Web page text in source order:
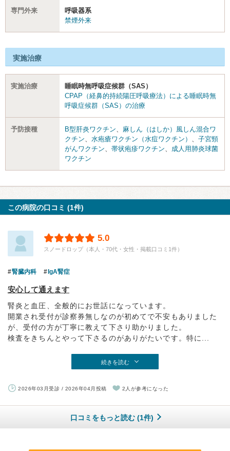
専門外来
呼吸器系
禁煙外来
実施治療
実施治療
睡眠時無呼吸症候群（SAS）
CPAP（経鼻的持続陽圧呼吸療法）による睡眠時無
呼吸症候群（SAS）の治療
予防接種 B型肝炎ワクチン
麻しん（はしか）風しん混合ワ
クチン
水疱瘡ワクチン（水痘ワクチン）
子宮頸
がんワクチン
帯状疱疹ワクチン
成人用肺炎球菌
ワクチン
この病院の口コミ (1件)
5.0
スノードロップ（本人・70代・女性・掲載口コミ1件）
腎臓内科 IgA腎症
安心して通えます
腎炎と血圧、全般的にお世話になっています。
開業され受付が診察券無しなのが初めてで不安もありました
が、受付の方が丁寧に教えて下さり助かりました。
検査をきちんとやって下さるのがありがたいです。特に...
続きを読む
2026年03月受診 / 2026年04月投稿 2人が参考になった
口コミをもっと読む (1件)